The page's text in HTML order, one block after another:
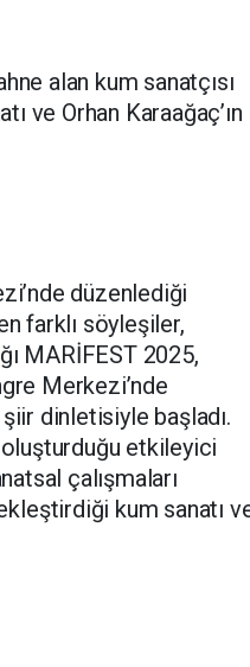
alan kum sanatçısı
ve Orhan Karaağaç’ın
düzenlediği
farklı söyleşiler,
MARİFEST 2025,
Merkezi’nde
dinletisiyle başladı.
etkileyici
çalışmaları
kum sanatı